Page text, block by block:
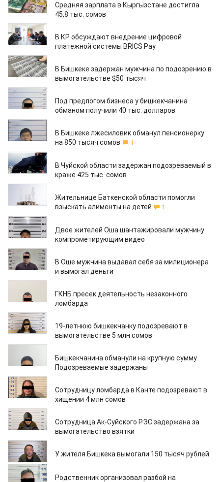
Средняя зарплата в Кыргызстане достигла
45,8 тыс. сомов
16.03.2026
В КР обсуждают внедрение цифровой
платежной системы BRICS Pay
12.03.2026
В Бишкеке задержан мужчина по подозрению в
вымогательстве $50 тысяч
09.03.2026
Под предлогом бизнеса у бишкекчанина
обманом получили 40 тыс. долларов
20.02.2026
В Бишкеке лжесиловик обманул пенсионерку
на 850 тысяч сомов
1
19.02.2026
В Чуйской области задержан подозреваемый в
краже 425 тыс. сомов
18.02.2026
Жительнице Баткенской области помогли
взыскать алименты на детей
1
14.02.2026
Двое жителей Оша шантажировали мужчину
компрометирующим видео
14.02.2026
В Оше мужчина выдавал себя за милиционера
и вымогал деньги
ГКНБ пресек деятельность незаконного
ломбарда
12.02.2026
19-летнюю бишкекчанку подозревают в
вымогательстве 5 млн сомов
Бишкекчанина обманули на крупную сумму.
Подозреваемые задержаны
12.02.2026
Сотрудницу ломбарда в Канте подозревают в
хищении 4 млн сомов
09.02.2026
Сотрудница Ак-Суйского РЭС задержана за
вымогательство взятки
02.02.2026
У жителя Бишкека вымогали 150 тысяч рублей
28.01.2026
Родственник организовал разбой на